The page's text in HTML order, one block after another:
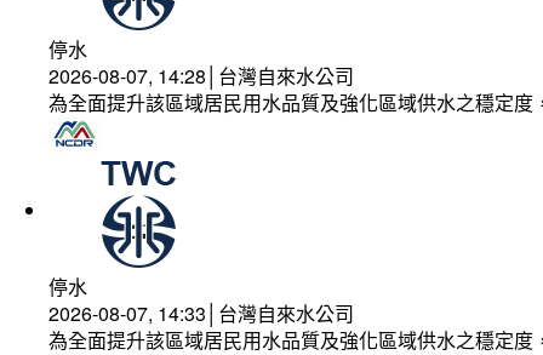
停水
2026-08-07, 14:28│台灣自來水公司
為全面提升該區域居民用水品質及強化區域供水之穩定
停水
2026-08-07, 14:33│台灣自來水公司
為全面提升該區域居民用水品質及強化區域供水之穩定